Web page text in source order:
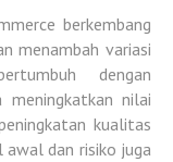
berkembang
menambah variasi
dengan
meningkatkan nilai
kualitas
dan risiko juga